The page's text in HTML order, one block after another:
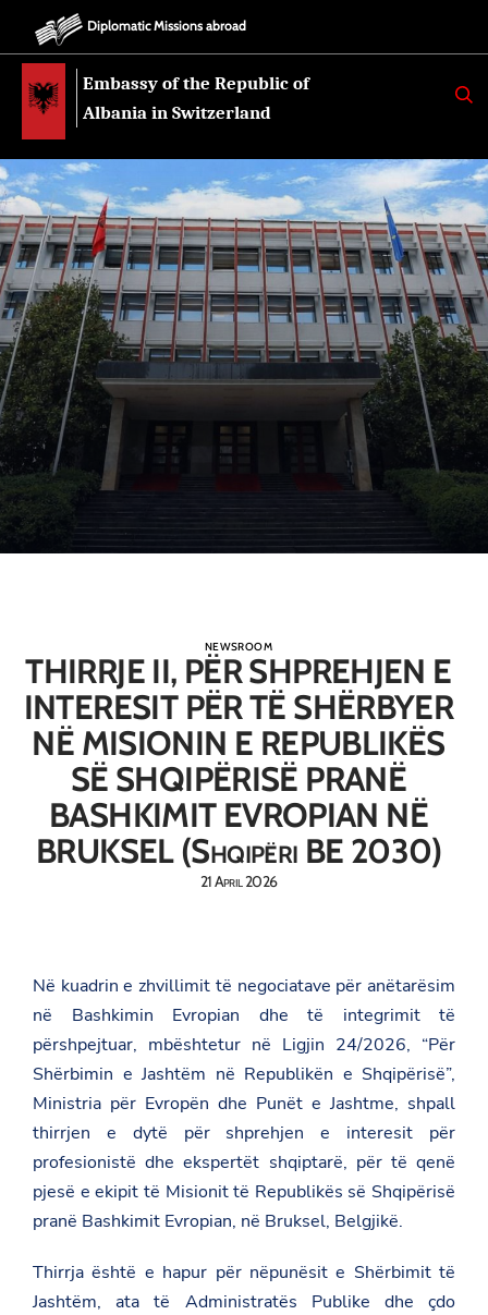
Diplomatic Missions abroad
Embassy of the Republic of
Albania in Switzerland
K
E
NEWSROOM
THIRRJE II, PËR SHPREHJEN E
INTERESIT PËR TË SHËRBYER
NË MISIONIN E REPUBLIKËS
SË SHQIPËRISË PRANË
BASHKIMIT EVROPIAN NË
BRUKSEL (Shqipëri BE 2030)
21 April 2026
Në kuadrin e zhvillimit të negociatave për anëtarësim
në Bashkimin Evropian dhe të integrimit të
përshpejtuar, mbështetur në Ligjin 24/2026, “Për
Shërbimin e Jashtëm në Republikën e Shqipërisë”,
Ministria për Evropën dhe Punët e Jashtme, shpall
thirrjen e dytë për shprehjen e interesit për
profesionistë dhe ekspertët shqiptarë, për të qenë
pjesë e ekipit të Misionit të Republikës së Shqipërisë
pranë Bashkimit Evropian, në Bruksel, Belgjikë.
Thirrja është e hapur për nëpunësit e Shërbimit të
Jashtëm, ata të Administratës Publike dhe çdo